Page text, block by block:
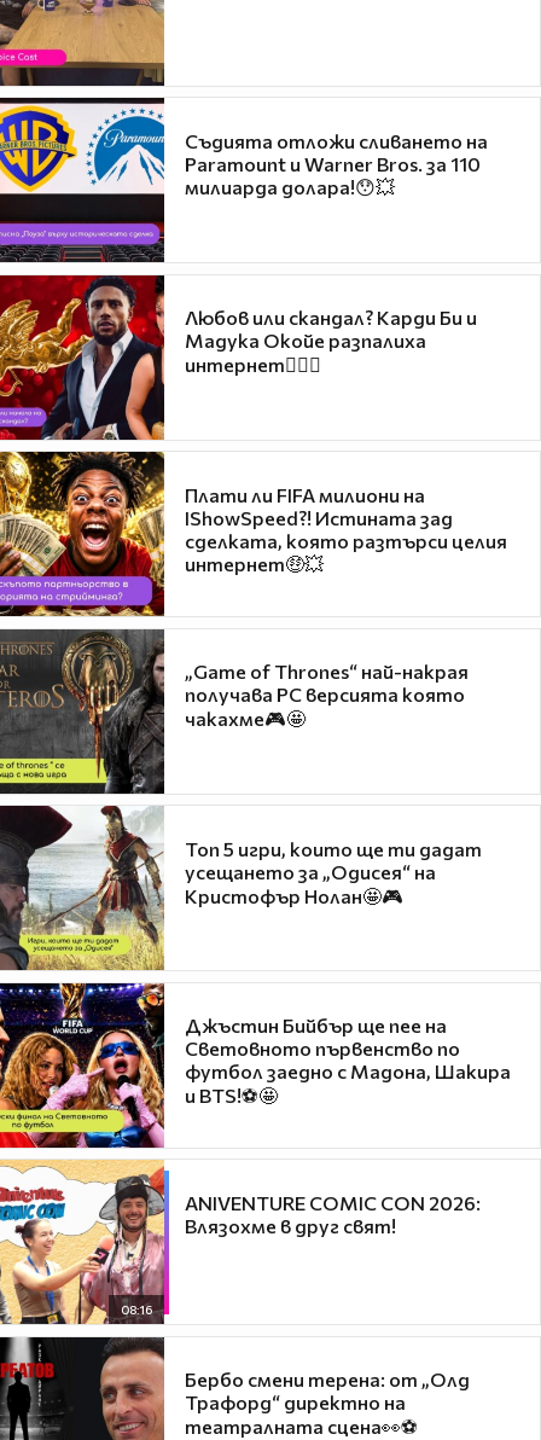
Съдията отложи сливането на
Paramount и Warner Bros. за 110
милиарда долара!😯💥
Любов или скандал? Карди Би и
Мадука Окойе разпалиха
интернет❤️‍🔥🔥
Плати ли FIFA милиони на
IShowSpeed?! Истината зад
сделката, която разтърси целия
интернет🤑💥
„Game of Thrones“ най-накрая
получава PC версията която
чакахме🎮🤩
Топ 5 игри, които ще ти дадат
усещането за „Одисея“ на
Кристофър Нолан🤩🎮
Джъстин Бийбър ще пее на
Световното първенство по
футбол заедно с Мадона, Шакира
и BTS!⚽🤩
08:16
ANIVENTURE COMIC CON 2026:
Влязохме в друг свят!
Бербо смени терена: от „Олд
Трафорд“ директно на
театралната сцена👀⚽